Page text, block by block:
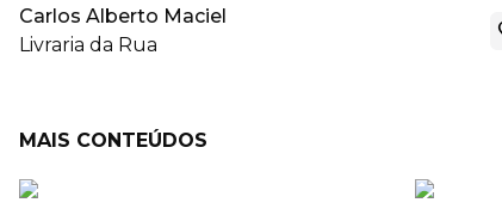
Carlos Alberto Maciel
Livraria da Rua
MAIS CONTEÚDOS